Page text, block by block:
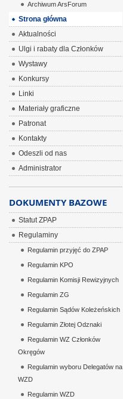
Archiwum ArsForum
Strona główna
Aktualności
Ulgi i rabaty dla Członków
Wystawy
Konkursy
Linki
Materiały graficzne
Patronat
Kontakty
Odeszli od nas
Administrator
DOKUMENTY BAZOWE
Statut ZPAP
Regulaminy
Regulamin przyjęć do ZPAP
Regulamin KPO
Regulamin Komisji Rewizyjnych
Regulamin ZG
Regulamin Sądów Koleżeńskich
Regulamin Złotej Odznaki
Regulamin WZ Członków
Okręgów
Regulamin wyboru Delegatów na
WZD
Regulamin WZD